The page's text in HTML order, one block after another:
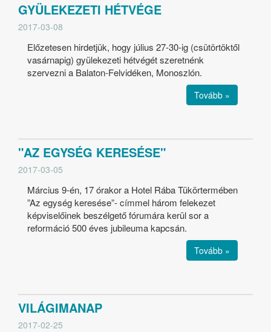
GYÜLEKEZETI HÉTVÉGE
2017-03-08
Előzetesen hirdetjük, hogy július 27-30-ig (csütörtöktől
vasárnapig) gyülekezeti hétvégét szeretnénk
szervezni a Balaton-Felvidéken, Monoszlón.
Tovább »
"AZ EGYSÉG KERESÉSE"
2017-03-05
Március 9-én, 17 órakor a Hotel Rába Tükörtermében
”Az egység keresése”- címmel három felekezet
képviselőinek beszélgető fórumára kerül sor a
reformáció 500 éves jubileuma kapcsán.
Tovább »
VILÁGIMANAP
2017-02-25